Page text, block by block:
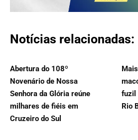
Notícias relacionadas:
Abertura do 108º
Novenário de Nossa
Senhora da Glória reúne
milhares de fiéis em
Cruzeiro do Sul
fuzil
Rio